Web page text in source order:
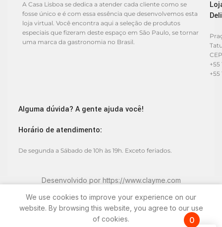
A Casa Lisboa se dedica a atender cada cliente como se
fosse único e é com essa essência que desenvolvemos esta
loja virtual. Você encontra aqui a seleção de produtos
especiais que fizeram deste espaço em São Paulo, se tornar
uma marca da gastronomia no Brasil.
+55
+55
Alguma dúvida? A gente ajuda você!
Horário de atendimento:
De segunda a Sábado de 10h às 19h. Exceto feriados.
Desenvolvido por https://www.clayme.com
We use cookies to improve your experience on our
website. By browsing this website, you agree to our use
of cookies.
0